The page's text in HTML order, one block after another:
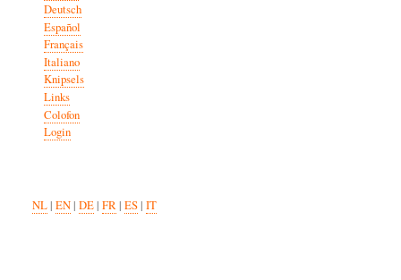
Deutsch
Español
Français
Italiano
Knipsels
Links
Colofon
Login
NL| EN| DE| FR| ES| IT